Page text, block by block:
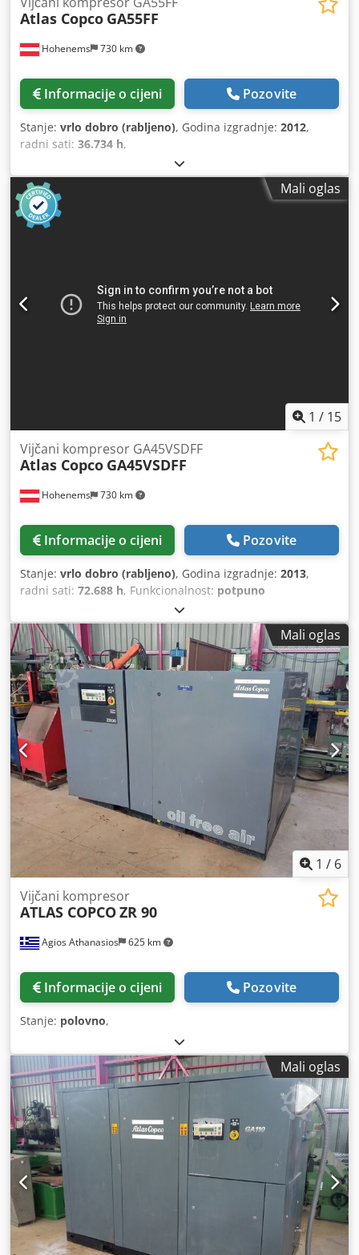
Hohenems 730 km
Atlas Copco GA55FF
Informacije o cijeni Pozovite
Stanje: vrlo dobro (rabljeno), Godina izgradnje: 2012,
radni sati: 36.734 h,
Mali oglas
1 / 15
Hohenems 730 km
Vijčani kompresor GA45VSDFF
Atlas Copco GA45VSDFF
Informacije o cijeni Pozovite
Stanje: vrlo dobro (rabljeno), Godina izgradnje: 2013,
radni sati: 72.688 h, Funkcionalnost: potpuno
Mali oglas
1 / 6
Agios Athanasios 625 km
Vijčani kompresor
ATLAS COPCOZR 90
Informacije o cijeni Pozovite
Stanje: polovno,
Mali oglas